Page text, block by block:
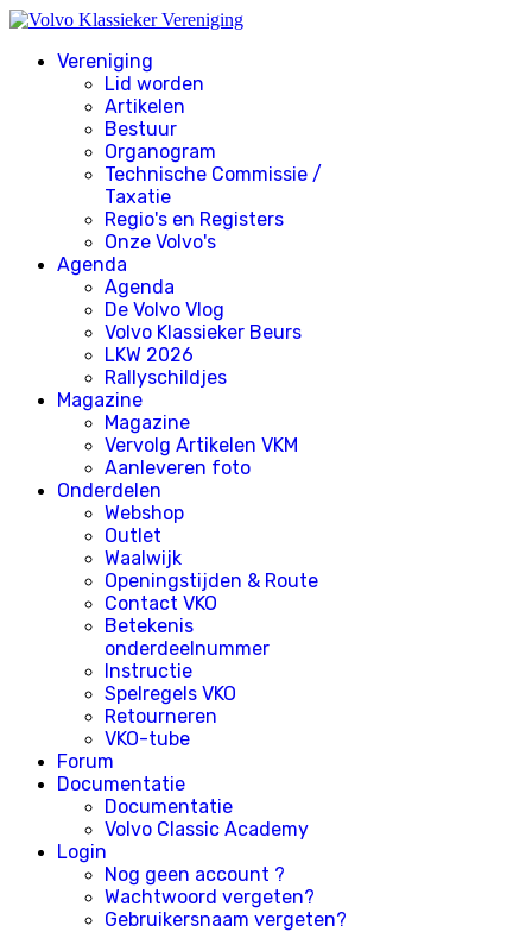
Vereniging
Lid worden
Artikelen
Bestuur
Organogram
Technische Commissie /
Taxatie
Regio's en Registers
Onze Volvo's
Agenda
Agenda
De Volvo Vlog
Volvo Klassieker Beurs
LKW 2026
Rallyschildjes
Magazine
Magazine
Vervolg Artikelen VKM
Aanleveren foto
Onderdelen
Webshop
Outlet
Waalwijk
Openingstijden & Route
Contact VKO
Betekenis
onderdeelnummer
Instructie
Spelregels VKO
Retourneren
VKO-tube
Forum
Documentatie
Documentatie
Volvo Classic Academy
Login
Nog geen account ?
Wachtwoord vergeten?
Gebruikersnaam vergeten?